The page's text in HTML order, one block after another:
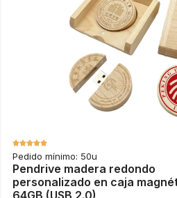
Pedido mínimo: 50u
Pendrive madera redondo
personalizado en caja
64GB (USB 2.0)